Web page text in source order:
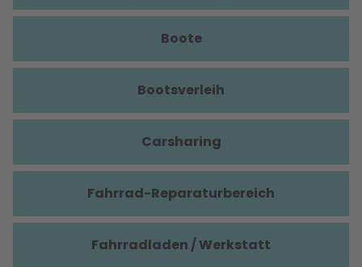
Boote
Bootsverleih
Carsharing
Fahrrad-Reparaturbereich
Fahrradladen / Werkstatt